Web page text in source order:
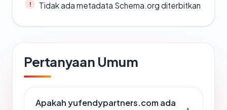
Tidak ada metadata Schema.org diterbitkan
Pertanyaan Umum
Apakah yufendypartners.com ada